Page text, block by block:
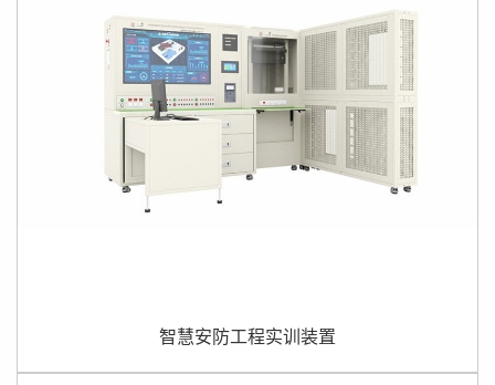
智慧安防工程实训装置
安装墙三大部分组成,专为职业技能大赛竞赛和智慧安防教学
实训量身打造。本装置紧密结合行业需求,适用于...